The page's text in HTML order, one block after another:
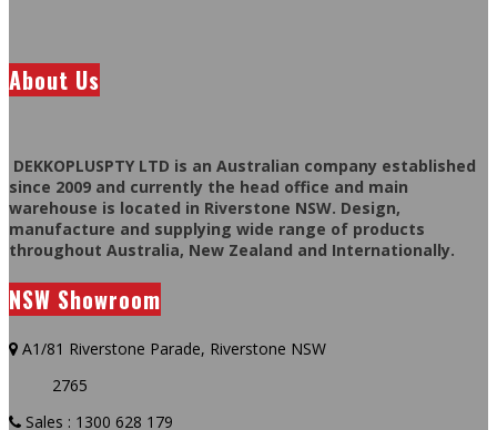
About Us
DEKKOPLUSPTY LTD is an Australian company established
since 2009 and currently the head office and main
warehouse is located in Riverstone NSW. Design,
manufacture and supplying wide range of products
throughout Australia, New Zealand and Internationally.
NSW Showroom
A1/81 Riverstone Parade, Riverstone NSW
2765
Sales : 1300 628 179